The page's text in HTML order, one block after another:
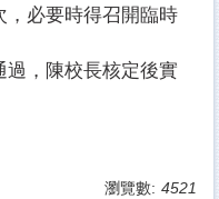
，必要時得召開臨時
過，陳校長核定後實
瀏覽數: 4521